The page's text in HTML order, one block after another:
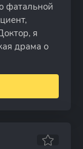
фатальной
я
драма о